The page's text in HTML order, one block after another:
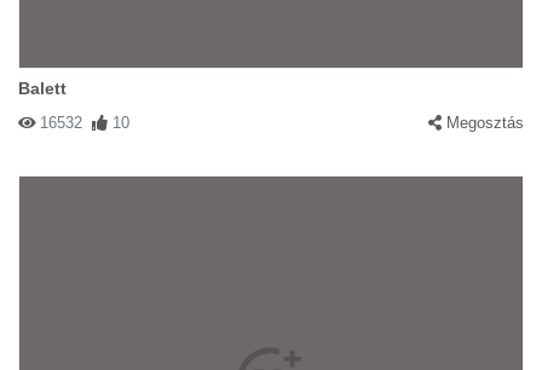
Balett
16532 10 Megosztás